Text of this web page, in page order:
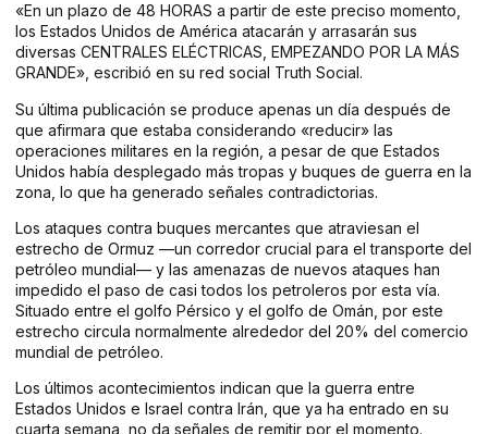
«En un plazo de 48 HORAS a partir de este preciso momento,
los Estados Unidos de América atacarán y arrasarán sus
diversas CENTRALES ELÉCTRICAS, EMPEZANDO POR LA MÁS
GRANDE», escribió en su red social Truth Social.
Su última publicación se produce apenas un día después de
que afirmara que estaba considerando «reducir» las
operaciones militares en la región, a pesar de que Estados
Unidos había desplegado más tropas y buques de guerra en la
zona, lo que ha generado señales contradictorias.
Los ataques contra buques mercantes que atraviesan el
estrecho de Ormuz —un corredor crucial para el transporte del
petróleo mundial— y las amenazas de nuevos ataques han
impedido el paso de casi todos los petroleros por esta vía.
Situado entre el golfo Pérsico y el golfo de Omán, por este
estrecho circula normalmente alrededor del 20% del comercio
mundial de petróleo.
Los últimos acontecimientos indican que la guerra entre
Estados Unidos e Israel contra Irán, que ya ha entrado en su
cuarta semana, no da señales de remitir por el momento.